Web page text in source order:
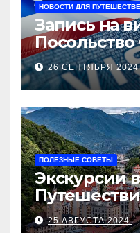
НОВОСТИ ДЛЯ
Запись на
Пошаговое
26 СЕНТЯБРЯ
ПОЛЕЗНЫЕ СОВЕТЫ
Экскурсии
25 АВГУСТА 2024